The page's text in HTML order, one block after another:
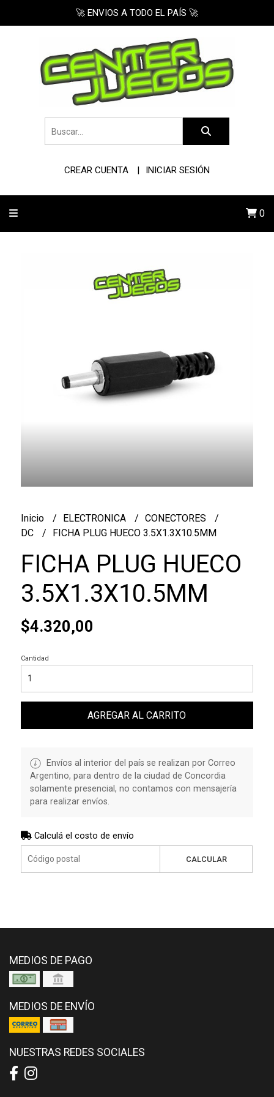
🚀 ENVIOS A TODO EL PAÍS 🚀
CREAR CUENTA INICIAR SESIÓN
0
Inicio ELECTRONICA
CONECTORES
DC
FICHA PLUG HUECO 3.5X1.3X10.5MM
FICHA PLUG HUECO
3.5X1.3X10.5MM
$4.320,00
Cantidad
AGREGAR AL CARRITO
Envíos al interior del país se realizan por Correo
Argentino, para dentro de la ciudad de Concordia
solamente presencial, no contamos con mensajería
para realizar envíos.
Calculá el costo de envío
CALCULAR
MEDIOS DE PAGO
MEDIOS DE ENVÍO
NUESTRAS REDES SOCIALES